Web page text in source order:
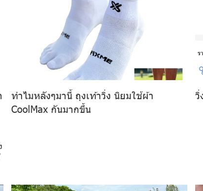
ทำไมหลังๆมานี้ ถุงเท้าวิ่ง นิยมใช้ผ้า
CoolMax กันมากขึ้น
วิ่